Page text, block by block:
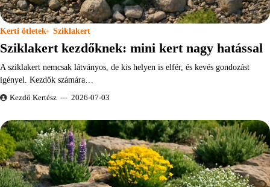
Kerti ötletek Sziklakert
Sziklakert kezdőknek: mini kert nagy hatással
A sziklakert nemcsak látványos, de kis helyen is elfér, és kevés gondozást
igényel. Kezdők számára…
Kezdő Kertész 2026-07-03